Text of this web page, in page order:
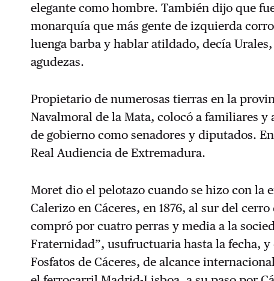
elegante como hombre. También dijo que
monarquía que más gente de izquierda
luenga barba y hablar atildado, decía
agudezas.
Propietario de numerosas tierras en la
Navalmoral de la Mata, colocó a familiares y
de gobierno como senadores y diputados.
Real Audiencia de Extremadura.
Moret dio el pelotazo cuando se hizo con la
Calerizo en Cáceres, en 1876, al sur del cerro
compró por cuatro perras y media a la
Fraternidad”, usufructuaria hasta la fecha, y
Fosfatos de Cáceres, de alcance